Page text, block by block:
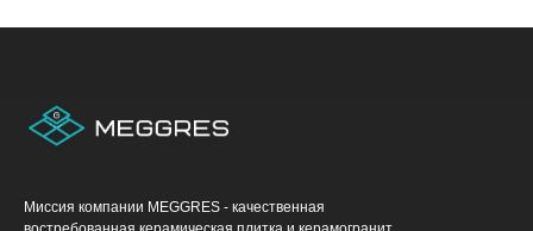
Миссия компании MEGGRES - качественная